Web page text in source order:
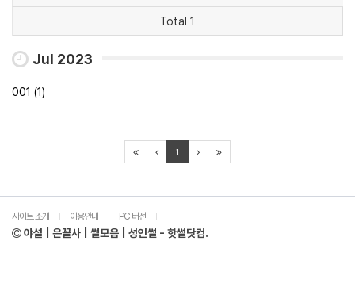
Total 1
Jul 2023
001 (1)
1
사이트 소개 이용안내 PC 버전
야설 | 은꼴사 | 썰모음 | 성인썰 - 핫썰닷컴.